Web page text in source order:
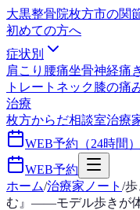
大黒整骨院枚方市の関
初めての方へ
症状別
肩こり 腰痛坐骨神経痛
トレートネック膝の痛
治療
枚方からだ相談室治療
WEB予約（24時間）
WEB予約
ホーム/治療家ノート /歩
む』——モデル歩きが